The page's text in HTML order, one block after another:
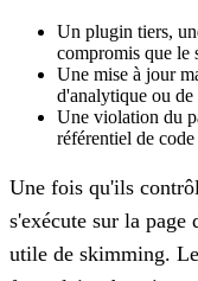
Un plugin tiers,
compromis que le
Une mise à jour
d'analytique ou de
Une violation du
référentiel de
Une fois qu'ils
s'exécute sur la
utile de skimming.